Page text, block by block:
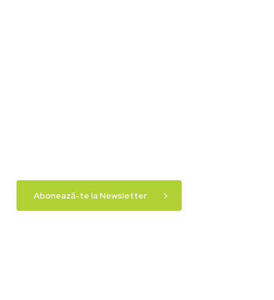
Abonează-te la Newsletter